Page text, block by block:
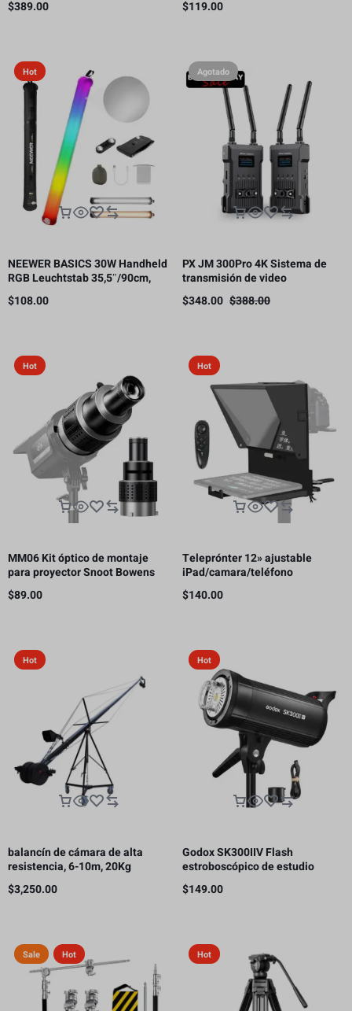
$389.00
fotografía
$119.00
Hot
NEEWER BASICS 30W Handheld
RGB Leuchtstab 35,5″/90cm,
5000mAh Typ C 45W in/30W Out
$108.00
Agotado
PX JM 300Pro 4K Sistema de
transmisión de video
inalámbrico, transmisor y
receptor HDMI, 300m
$388.00
$348.00
Hot
MM06 Kit óptico de montaje
para proyector Snoot Bowens
con 5 colores de Gobos y 35
inserciones gráficas
$89.00
Hot
Teleprónter 12» ajustable
iPad/camara/teléfono
inteligente
$140.00
Hot
balancín de cámara de alta
resistencia, 6-10m, 20Kg
$3,250.00
Hot
Godox SK300IIV Flash
estroboscópico de estudio
fotográfico, 300 Ws GN58 5700K
Bowens
$149.00
Sale Hot Hot